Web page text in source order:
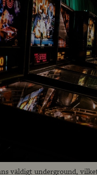
väldigt underground,